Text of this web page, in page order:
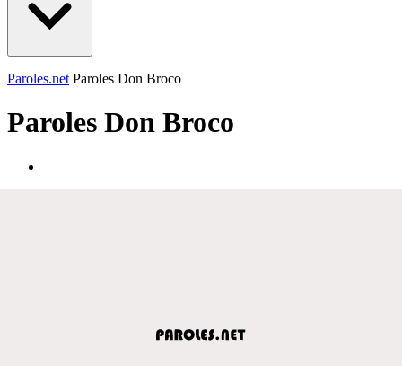
Paroles.net Paroles Don Broco
Paroles Don Broco